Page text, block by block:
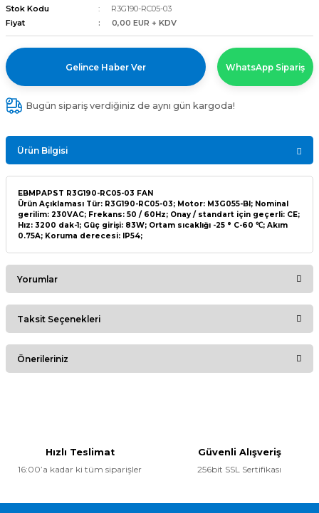
FANLAR
Stok Kodu
R3G190-RC05-03
Fiyat
0,00 EUR + KDV
Gelince Haber Ver WhatsApp Sipariş
Bugün sipariş verdiğiniz de aynı gün kargoda!
Ürün Bilgisi
EBMPAPST R3G190-RC05-03 FAN
Ürün Açıklaması Tür: R3G190-RC05-03; Motor: M3G055-BI; Nominal
gerilim: 230VAC; Frekans: 50 / 60Hz; Onay / standart için geçerli: CE;
Hız: 3200 dak-1; Güç girişi: 83W; Ortam sıcaklığı -25 ° C-60 ℃; Akım
0.75A; Koruma derecesi: IP54;
Yorumlar
Bu ürüne ilk yorumu siz yapın!
Taksit Seçenekleri
Önerileriniz
Hızlı Teslimat
16:00’a kadar ki tüm siparişler
Güvenli Alışveriş
256bit SSL Sertifikası